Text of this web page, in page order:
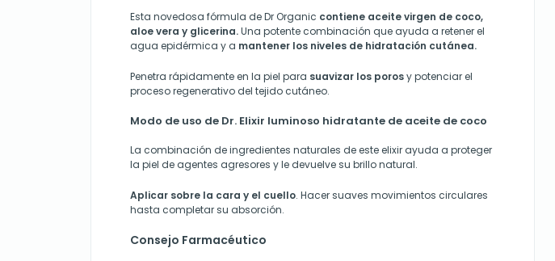
Esta novedosa fórmula de Dr Organic contiene aceite virgen de coco,
aloe vera y glicerina.Una potente combinación que ayuda a retener el
agua epidérmica y a mantener los niveles de hidratación cutánea.
Penetra rápidamente en la piel para suavizar los porosy potenciar el
proceso regenerativo del tejido cutáneo.
Modo de uso de Dr. Elixir luminoso hidratante de aceite de coco
La combinación de ingredientes naturales de este elixir ayuda a proteger
la piel de agentes agresores y le devuelve su brillo natural.
Aplicar sobre la cara y el cuello. Hacer suaves movimientos circulares
hasta completar su absorción.
Consejo Farmacéutico